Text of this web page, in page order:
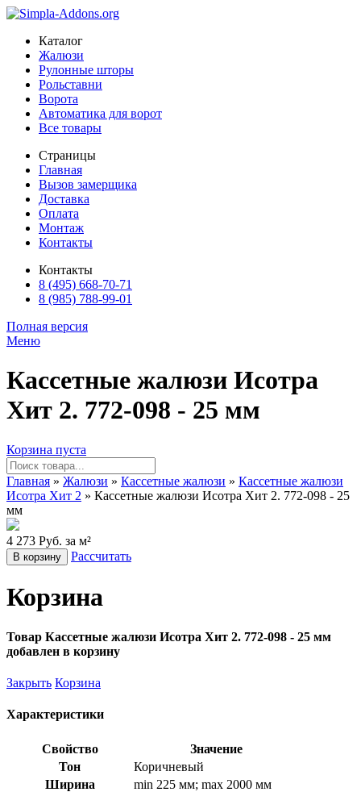
Каталог
Жалюзи
Рулонные шторы
Рольставни
Ворота
Автоматика для ворот
Все товары
Страницы
Главная
Вызов замерщика
Доставка
Оплата
Монтаж
Контакты
Контакты
8 (495) 668-70-71
8 (985) 788-99-01
Полная версия
Меню
Кассетные жалюзи Исотра
Хит 2. 772-098 - 25 мм
Корзина пуста
Главная » Жалюзи » Кассетные жалюзи » Кассетные жалюзи
Исотра Хит 2 » Кассетные жалюзи Исотра Хит 2. 772-098 - 25
мм
4 273 Руб. за м²
В корзину Рассчитать
Корзина
Товар Кассетные жалюзи Исотра Хит 2. 772-098 - 25 мм
добавлен в корзину
Закрыть Корзина
Характеристики
Свойство
Значение
Тон
Коричневый
Ширина
min 225 мм; max 2000 мм